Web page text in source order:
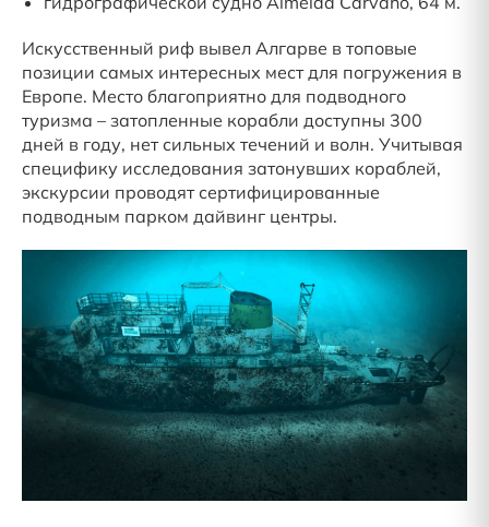
Искусственный риф вывел Алгарве в топовые
позиции самых интересных мест для погружения в
Европе. Место благоприятно для подводного
туризма – затопленные корабли доступны 300
дней в году, нет сильных течений и волн. Учитывая
специфику исследования затонувших кораблей,
экскурсии проводят сертифицированные
подводным парком дайвинг центры.